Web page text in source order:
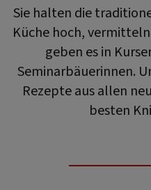
Sie halten die
Küche hoch,
geben es in
Seminarbäuerinnen.
Rezepte aus allen
besten